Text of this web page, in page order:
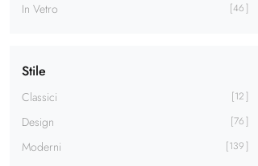
In Vetro 46
Stile
Classici 12
Design 76
Moderni 139